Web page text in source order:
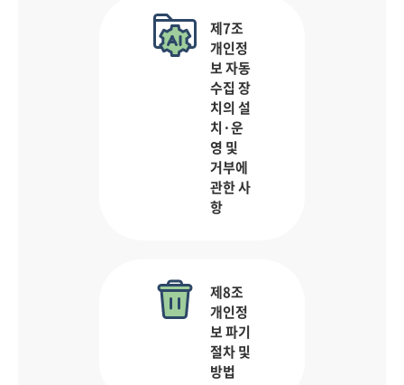
제7조
개인정
보 자동
수집 장
치의 설
치·운
영 및
거부에
관한 사
항
제8조
개인정
보 파기
절차 및
방법